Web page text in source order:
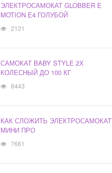
ЭЛЕКТРОСАМОКАТ GLOBBER E
MOTION E4 ГОЛУБОЙ
2121
САМОКАТ BABY STYLE 2Х
КОЛЕСНЫЙ ДО 100 КГ
8443
КАК СЛОЖИТЬ ЭЛЕКТРОСАМОКАТ
МИНИ ПРО
7661